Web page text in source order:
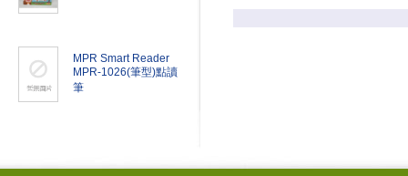
MPR Smart Reader
MPR-1026(筆型)點讀
筆